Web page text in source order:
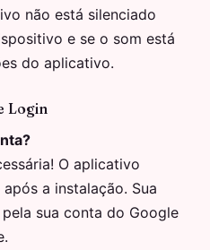
não está silenciado
e se o som está
do aplicativo.
Login
O aplicativo
a instalação. Sua
sua conta do Google